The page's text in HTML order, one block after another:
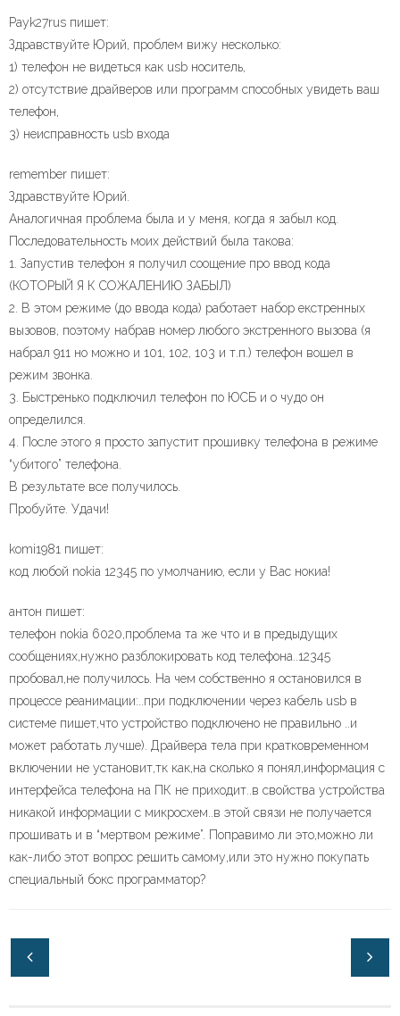
Payk27rus пишет:
Здравствуйте Юрий, проблем вижу несколько:
1) телефон не видеться как usb носитель,
2) отсутствие драйверов или программ способных увидеть ваш
телефон,
3) неисправность usb входа
remember пишет:
Здравствуйте Юрий.
Аналогичная проблема была и у меня, когда я забыл код.
Последовательность моих действий была такова:
1. Запустив телефон я получил соощение про ввод кода
(КОТОРЫЙ Я К СОЖАЛЕНИЮ ЗАБЫЛ)
2. В этом режиме (до ввода кода) работает набор екстренных
вызовов, поэтому набрав номер любого экстренного вызова (я
набрал 911 но можно и 101, 102, 103 и т.п.) телефон вошел в
режим звонка.
3. Быстренько подключил телефон по ЮСБ и о чудо он
определился.
4. После этого я просто запустит прошивку телефона в режиме
“убитого” телефона.
В результате все получилось.
Пробуйте. Удачи!
komi1981 пишет:
код любой nokia 12345 по умолчанию, если у Вас нокиа!
антон пишет:
телефон nokia 6020,проблема та же что и в предыдущих
сообщениях,нужно разблокировать код телефона..12345
пробовал,не получилось. На чем собственно я остановился в
процессе реанимации:..при подключении через кабель usb в
системе пишет,что устройство подключено не правильно ..и
может работать лучше). Драйвера тела при кратковременном
включении не установит,тк как,на сколько я понял,информация с
интерфейса телефона на ПК не приходит..в свойства устройства
никакой информации с микросхем..в этой связи не получается
прошивать и в “мертвом режиме”. Поправимо ли это,можно ли
как-либо этот вопрос решить самому,или это нужно покупать
специальный бокс программатор?